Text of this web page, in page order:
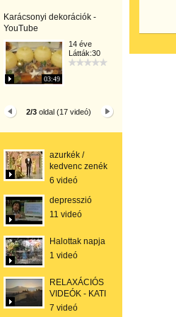
Karácsonyi dekorációk -
YouTube
03:49
14 éve
Látták:30
2/3 oldal (17 videó)
azurkék /
kedvenc zenék
6 videó
depresszió
11 videó
Halottak napja
1 videó
RELAXÁCIÓS
VIDEÓK - KATI
7 videó